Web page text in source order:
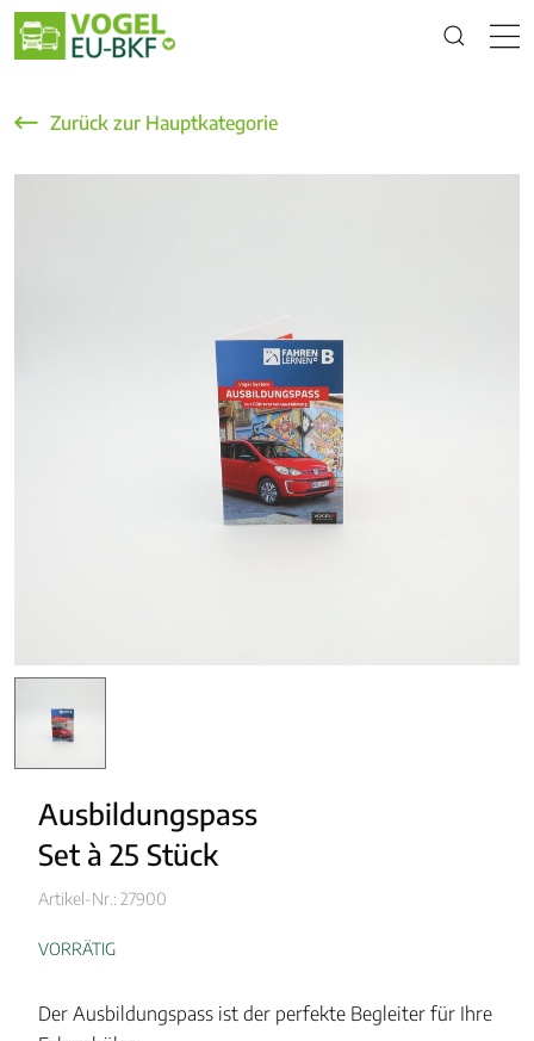
Zurück zur Hauptkategorie
Ausbildungspass
Set à 25 Stück
Artikel-Nr.: 27900
VORRÄTIG
Der Ausbildungspass ist der perfekte Begleiter für Ihre